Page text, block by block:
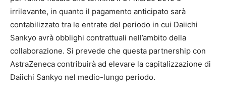
irrilevante, in quanto il pagamento anticipato sarà
contabilizzato tra le entrate del periodo in cui Daiichi
Sankyo avrà obblighi contrattuali nell’ambito della
collaborazione. Si prevede che questa partnership con
AstraZeneca contribuirà ad elevare la capitalizzazione di
Daiichi Sankyo nel medio-lungo periodo.